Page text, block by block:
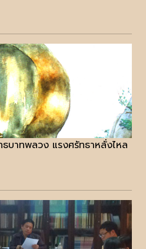
บาทพลวง แรงศรัทธาหลั่งไหล